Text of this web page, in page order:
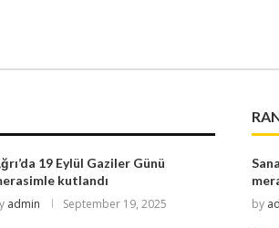
19 Eylül Gaziler Günü
kutlandı
admin September 19, 2025
by